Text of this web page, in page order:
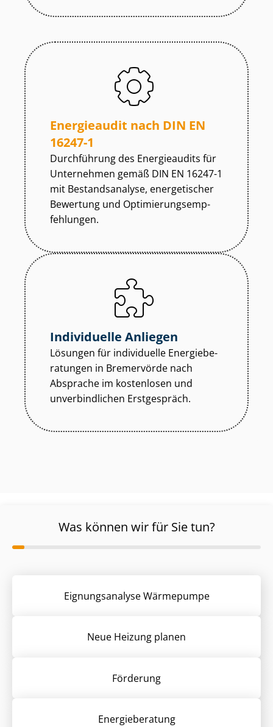
Energieaudit nach DIN EN
16247-1
Durchführung des Energieaudits für
Unternehmen gemäß DIN EN 16247-1
mit Bestandsanalyse, energetischer
Bewertung und Op­ti­mie­rungs­emp­
feh­lun­gen.
Individuelle Anliegen
Lösungen für individuelle En­er­gie­be­
ra­tun­gen in Bremervörde nach
Absprache im kostenlosen und
unverbindlichen Erstgespräch.
Was können wir für Sie tun?
Eignungsanalyse Wärmepumpe
Neue Heizung planen
Förderung
Energieberatung